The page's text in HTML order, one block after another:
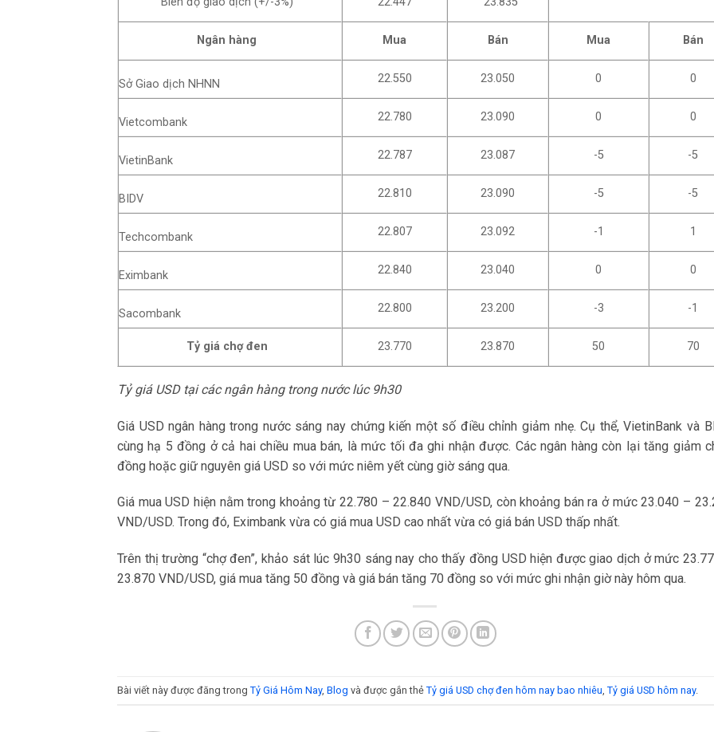
Ngân hàng Mua Bán Mua Bán
Sở Giao dịch NHNN 22.550 23.050 0 0
Vietcombank 22.780 23.090 0 0
VietinBank 22.787 23.087 -5 -5
BIDV 22.810 23.090 -5 -5
Techcombank 22.807 23.092 -1 1
Eximbank 22.840 23.040 0 0
Sacombank 22.800 23.200 -3 -1
Tỷ giá chợ đen 23.770 23.870 50 70
Tỷ giá USD tại các ngân hàng trong nước lúc 9h30
Giá USD ngân hàng trong nước sáng nay chứng kiến một số điều chỉnh giảm nhẹ. Cụ thể, VietinBank và
cùng hạ 5 đồng ở cả hai chiều mua bán, là mức tối đa ghi nhận được. Các ngân hàng còn lại tăng giảm
đồng hoặc giữ nguyên giá USD so với mức niêm yết cùng giờ sáng qua.
Giá mua USD hiện nằm trong khoảng từ 22.780 – 22.840 VND/USD, còn khoảng bán ra ở mức 23.040 –
VND/USD. Trong đó, Eximbank vừa có giá mua USD cao nhất vừa có giá bán USD thấp nhất.
Trên thị trường “chợ đen”, khảo sát lúc 9h30 sáng nay cho thấy đồng USD hiện được giao dịch ở mức
23.870 VND/USD, giá mua tăng 50 đồng và giá bán tăng 70 đồng so với mức ghi nhận giờ này hôm qua.
Bài viết này được đăng trong Tỷ Giá Hôm Nay, Blog và được gắn thẻ Tỷ giá USD chợ đen hôm nay bao nhiêu Tỷ giá USD hôm nay.